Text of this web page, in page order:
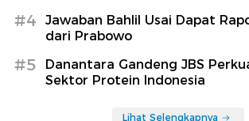
#4
Jawaban Bahlil Usai Dapat
dari Prabowo
#5
Danantara Gandeng JBS
Sektor Protein Indonesia
Lihat Selengkapnya